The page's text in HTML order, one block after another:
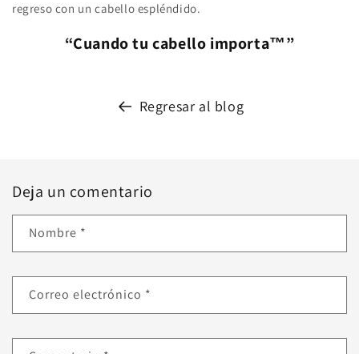
regreso con un cabello espléndido.
“Cuando tu cabello importa™”
Regresar al blog
Deja un comentario
Nombre *
Correo electrónico *